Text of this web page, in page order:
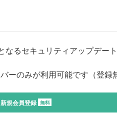
るセキュリティアップデート
ーのみが利用可能です（登録
新規会員登録 無料